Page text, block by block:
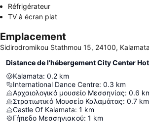
Réfrigérateur
TV à écran plat
Emplacement
Sidirodromikou Stathmou 15, 24100,
Distance de l’hébergement City Center
Kalamata: 0.2 km
International Dance Centre: 0.3 km
Αρχαιολογικό μουσείο Μεσσηνίας: 0.6
Στρατιωτικό Μουσείο Καλαμάτας: 0.7 km
Castle Of Kalamata: 1 km
Γήπεδο Μεσσηνιακού: 1 km